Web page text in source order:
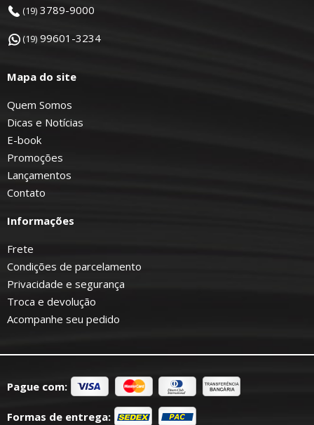
(19) 3789-9000
(19) 99601-3234
Mapa do site
Quem Somos
Dicas e Notícias
E-book
Promoções
Lançamentos
Contato
Informações
Frete
Condições de parcelamento
Privacidade e segurança
Troca e devolução
Acompanhe seu pedido
Pague com:
Formas de entrega: